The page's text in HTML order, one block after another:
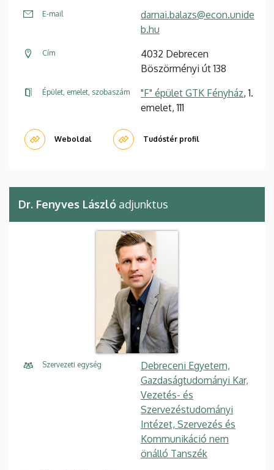
E-mail
darnai.balazs@econ.unide
b.hu
Cím
4032 Debrecen
Böszörményi út 138
Épület, emelet, szobaszám "F" épület GTK Fényház, 1.
emelet, 111
Weboldal Tudóstér profil
Dr. Fenyves László adjunktus
Szervezeti egység
Debreceni Egyetem,
Gazdaságtudományi Kar,
Vezetés- és
Szervezéstudományi
Intézet, Szervezés és
Kommunikáció nem
önálló Tanszék